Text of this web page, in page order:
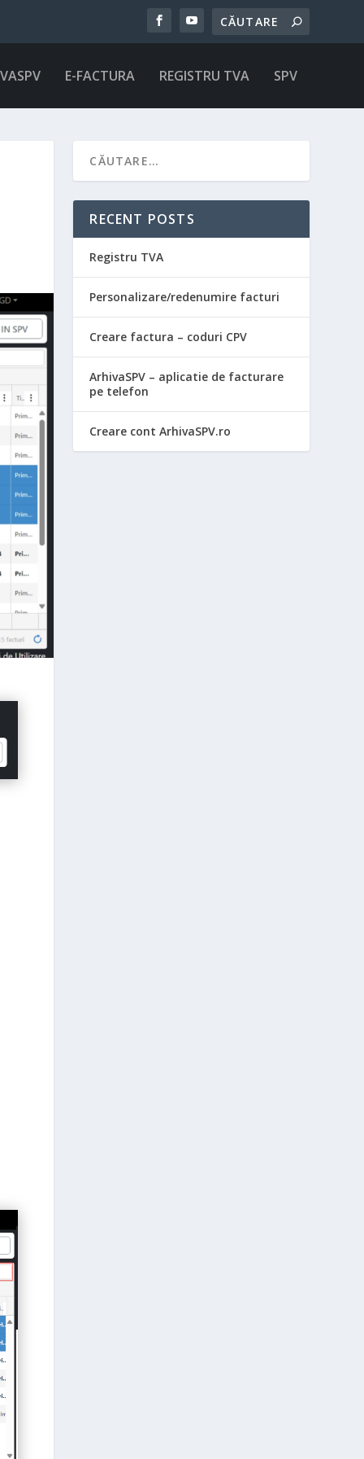
E-FACTURA REGISTRU TVA SPV
RECENT POSTS
Registru TVA
Personalizare/redenumire facturi
Creare factura – coduri CPV
ArhivaSPV – aplicatie de facturare
pe telefon
Creare cont ArhivaSPV.ro